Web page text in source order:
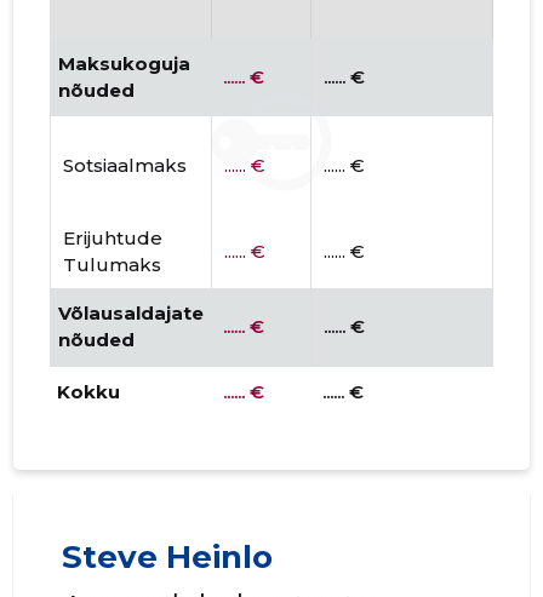
Maksukoguja
nõuded
...... € ...... €
Sotsiaalmaks ...... € ...... €
Erijuhtude
Tulumaks
...... € ...... €
Võlausaldajate
nõuded
...... € ...... €
Kokku ...... € ...... €
Steve Heinlo